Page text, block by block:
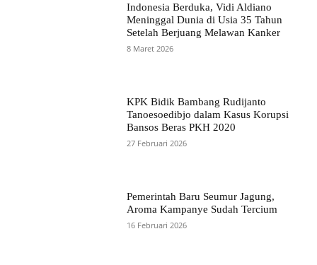
Indonesia Berduka, Vidi Aldiano
Meninggal Dunia di Usia 35 Tahun
Setelah Berjuang Melawan Kanker
8 Maret 2026
KPK Bidik Bambang Rudijanto
Tanoesoedibjo dalam Kasus Korupsi
Bansos Beras PKH 2020
27 Februari 2026
Pemerintah Baru Seumur Jagung,
Aroma Kampanye Sudah Tercium
16 Februari 2026